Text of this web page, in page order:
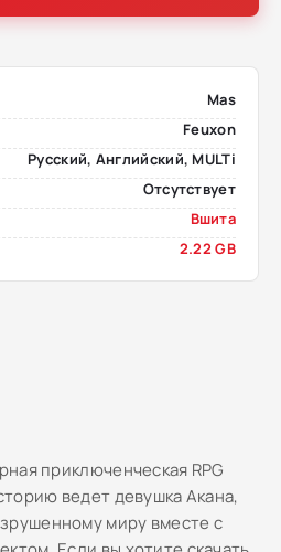
Mas
Feuxon
Русский, Английский, MULTi
Отсутствует
Вшита
2.22 GB
приключенческая RPG
ведет девушка Акана,
миру вместе с